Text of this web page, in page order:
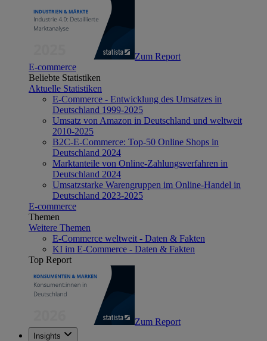
Zum Report
E-commerce
Beliebte Statistiken
Aktuelle Statistiken
E-Commerce - Entwicklung des Umsatzes in
Deutschland 1999-2025
Umsatz von Amazon in Deutschland und weltweit
2010-2025
B2C-E-Commerce: Top-50 Online Shops in
Deutschland 2024
Marktanteile von Online-Zahlungsverfahren in
Deutschland 2024
Umsatzstarke Warengruppen im Online-Handel in
Deutschland 2023-2025
E-commerce
Themen
Weitere Themen
E-Commerce weltweit - Daten & Fakten
KI im E-Commerce - Daten & Fakten
Top Report
Zum Report
Insights